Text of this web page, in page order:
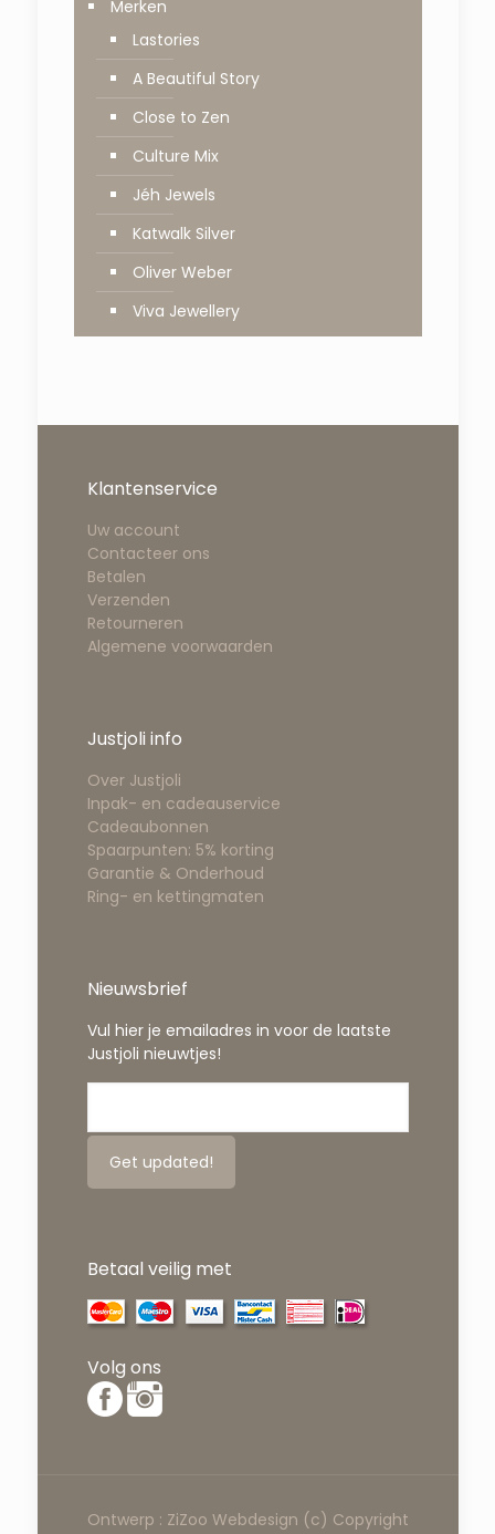
Merken
Lastories
A Beautiful Story
Close to Zen
Culture Mix
Jéh Jewels
Katwalk Silver
Oliver Weber
Viva Jewellery
Klantenservice
Uw account
Contacteer ons
Betalen
Verzenden
Retourneren
Algemene voorwaarden
Justjoli info
Over Justjoli
Inpak- en cadeauservice
Cadeaubonnen
Spaarpunten: 5% korting
Garantie & Onderhoud
Ring- en kettingmaten
Nieuwsbrief
Vul hier je emailadres in voor de laatste
Justjoli nieuwtjes!
Betaal veilig met
Volg ons
Ontwerp : ZiZoo Webdesign (c) Copyright